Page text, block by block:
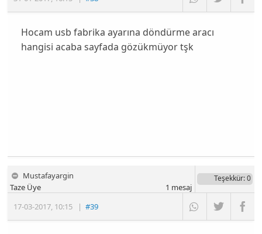
Hocam usb fabrika ayarına döndürme aracı
hangisi acaba sayfada gözükmüyor tşk
Mustafayargin
17-03-2017, 10:15 |#39
Taze Üye
Teşekkür: 0
1 mesaj